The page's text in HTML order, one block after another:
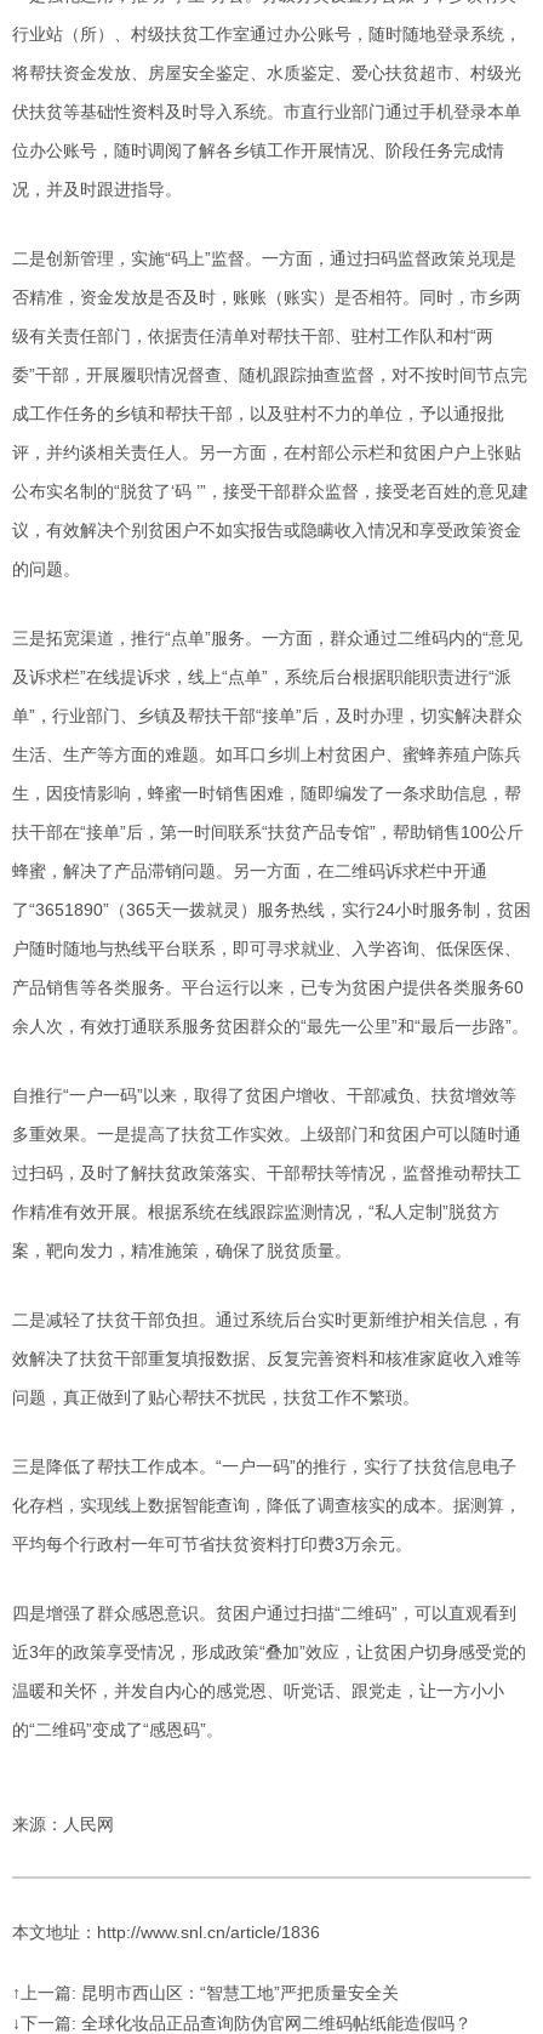
行业站（所）、村级扶贫工作室通过办公账号，随时随地登录系统，
将帮扶资金发放、房屋安全鉴定、水质鉴定、爱心扶贫超市、村级光
伏扶贫等基础性资料及时导入系统。市直行业部门通过手机登录本单
位办公账号，随时调阅了解各乡镇工作开展情况、阶段任务完成情
况，并及时跟进指导。
二是创新管理，实施“码上”监督。一方面，通过扫码监督政策兑现是
否精准，资金发放是否及时，账账（账实）是否相符。同时，市乡两
级有关责任部门，依据责任清单对帮扶干部、驻村工作队和村“两
委”干部，开展履职情况督查、随机跟踪抽查监督，对不按时间节点完
成工作任务的乡镇和帮扶干部，以及驻村不力的单位，予以通报批
评，并约谈相关责任人。另一方面，在村部公示栏和贫困户户上张贴
公布实名制的“脱贫了‘码 ’”，接受干部群众监督，接受老百姓的意见建
议，有效解决个别贫困户不如实报告或隐瞒收入情况和享受政策资金
的问题。
三是拓宽渠道，推行“点单”服务。一方面，群众通过二维码内的“意见
及诉求栏”在线提诉求，线上“点单”，系统后台根据职能职责进行“派
单”，行业部门、乡镇及帮扶干部“接单”后，及时办理，切实解决群众
生活、生产等方面的难题。如耳口乡圳上村贫困户、蜜蜂养殖户陈兵
生，因疫情影响，蜂蜜一时销售困难，随即编发了一条求助信息，帮
扶干部在“接单”后，第一时间联系“扶贫产品专馆”，帮助销售100公斤
蜂蜜，解决了产品滞销问题。另一方面，在二维码诉求栏中开通
了“3651890”（365天一拨就灵）服务热线，实行24小时服务制，贫困
户随时随地与热线平台联系，即可寻求就业、入学咨询、低保医保、
产品销售等各类服务。平台运行以来，已专为贫困户提供各类服务60
余人次，有效打通联系服务贫困群众的“最先一公里”和“最后一步路”。
自推行“一户一码”以来，取得了贫困户增收、干部减负、扶贫增效等
多重效果。一是提高了扶贫工作实效。上级部门和贫困户可以随时通
过扫码，及时了解扶贫政策落实、干部帮扶等情况，监督推动帮扶工
作精准有效开展。根据系统在线跟踪监测情况，“私人定制”脱贫方
案，靶向发力，精准施策，确保了脱贫质量。
二是减轻了扶贫干部负担。通过系统后台实时更新维护相关信息，有
效解决了扶贫干部重复填报数据、反复完善资料和核准家庭收入难等
问题，真正做到了贴心帮扶不扰民，扶贫工作不繁琐。
三是降低了帮扶工作成本。“一户一码”的推行，实行了扶贫信息电子
化存档，实现线上数据智能查询，降低了调查核实的成本。据测算，
平均每个行政村一年可节省扶贫资料打印费3万余元。
四是增强了群众感恩意识。贫困户通过扫描“二维码”，可以直观看到
近3年的政策享受情况，形成政策“叠加”效应，让贫困户切身感受党的
温暖和关怀，并发自内心的感党恩、听党话、跟党走，让一方小小
的“二维码”变成了“感恩码”。
来源：人民网
本文地址：http://www.snl.cn/article/1836
↑上一篇: 昆明市西山区：“智慧工地”严把质量安全关
↓下一篇: 全球化妆品正品查询防伪官网二维码帖纸能造假吗？